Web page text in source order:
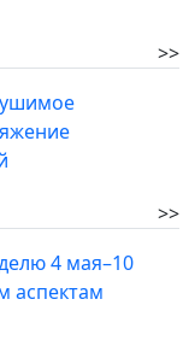
>>
>>
4 мая–10
аспектам